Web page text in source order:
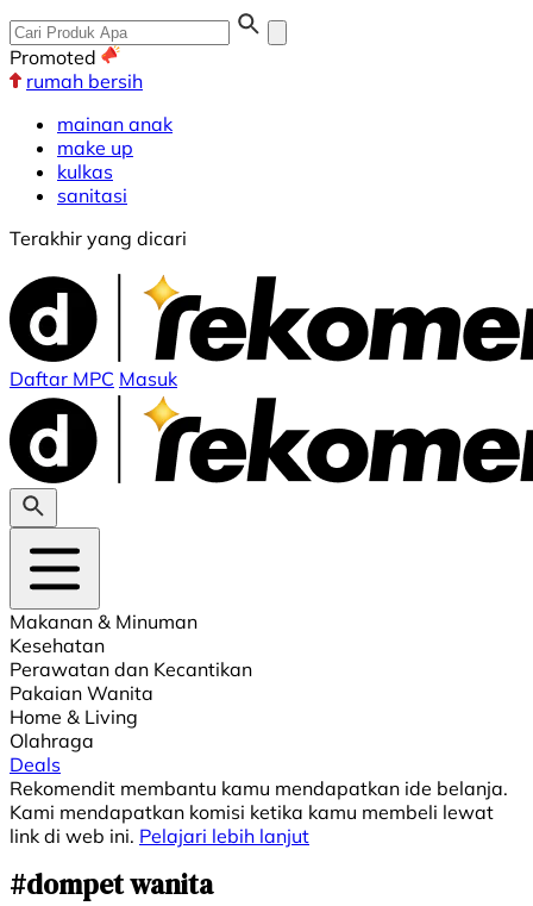
Promoted
rumah bersih
mainan anak
make up
kulkas
sanitasi
Terakhir yang dicari
Daftar MPC Masuk
Makanan & Minuman
Kesehatan
Perawatan dan Kecantikan
Pakaian Wanita
Home & Living
Olahraga
Deals
Rekomendit membantu kamu mendapatkan ide belanja.
Kami mendapatkan komisi ketika kamu membeli lewat
link di web ini. Pelajari lebih lanjut
#dompet wanita